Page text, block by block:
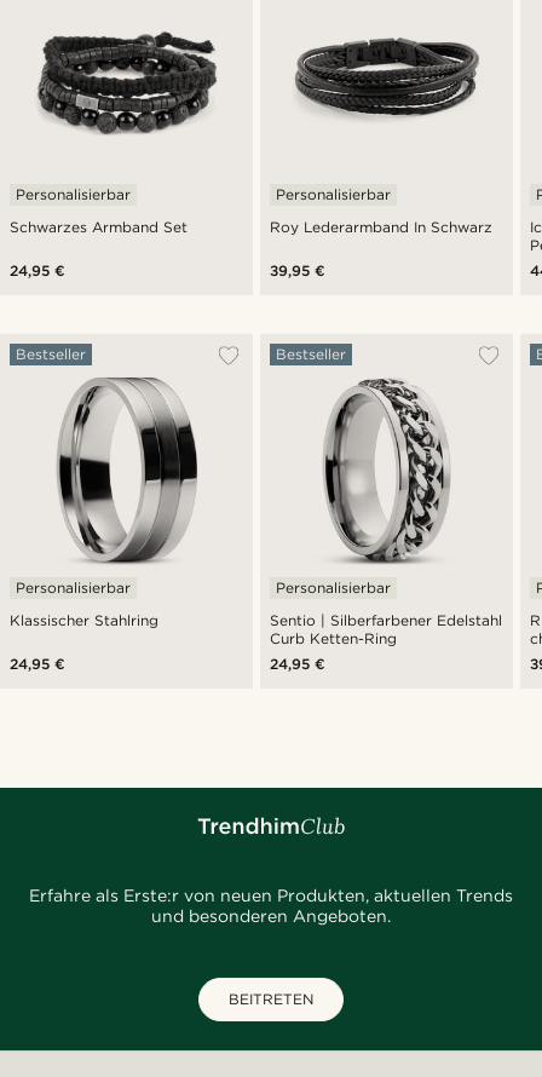
Schwarzes Armband Set
Personalisierbar
24,95 €
Roy Lederarmband In Schwarz
Personalisierbar
39,95 €
Klassischer Stahlring
Bestseller
Personalisierbar
24,95 €
Sentio | Silberfarbener Edelstahl
Curb Ketten-Ring
Bestseller
Personalisierbar
24,95 €
Erfahre als Erste:r von neuen Produkten, aktuellen Trends
und besonderen Angeboten.
BEITRETEN